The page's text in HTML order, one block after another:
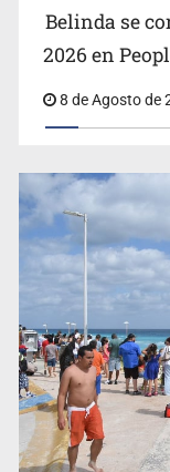
EU reanudará
Michoacán
Belinda se
2026 en
8 de Agosto de